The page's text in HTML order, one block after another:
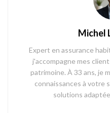
Michel
Expert en assurance
j'accompagne mes
patrimoine. À 33 ans, je
connaissances à votre
solutions